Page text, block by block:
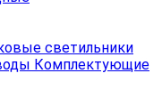
светильники
Комплектующие